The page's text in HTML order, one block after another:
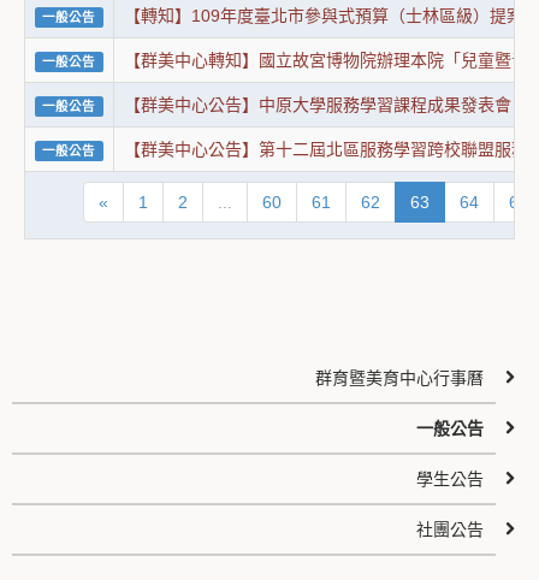
一般公告 【轉知】109年度臺北市參與式預算（士林區級）提案
一般公告 【群美中心轉知】國立故宮博物院辦理本院「兒童暨
一般公告 【群美中心公告】中原大學服務學習課程成果發表會
一般公告 【群美中心公告】第十二屆北區服務學習跨校聯盟服
« 1 2 60 61 62 63 64 65
群育暨美育中心行事曆
一般公告
學生公告
社團公告